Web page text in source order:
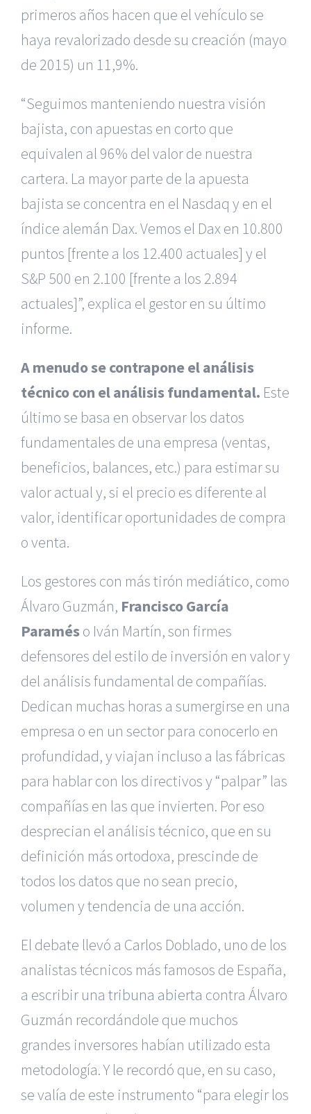
primeros años hacen que el vehículo se
haya revalorizado desde su creación (mayo
de 2015) un 11,9%.
“Seguimos manteniendo nuestra visión
bajista, con apuestas en corto que
equivalen al 96% del valor de nuestra
cartera. La mayor parte de la apuesta
bajista se concentra en el Nasdaq y en el
índice alemán Dax. Vemos el Dax en 10.800
puntos [frente a los 12.400 actuales] y el
S&P 500 en 2.100 [frente a los 2.894
actuales]”, explica el gestor en su último
informe.
A menudo se contrapone el análisis
técnico con el análisis fundamental. Este
último se basa en observar los datos
fundamentales de una empresa (ventas,
beneficios, balances, etc.) para estimar su
valor actual y, si el precio es diferente al
valor, identificar oportunidades de compra
o venta.
Los gestores con más tirón mediático, como
Álvaro Guzmán, Francisco García
Paraméso Iván Martín, son firmes
defensores del estilo de inversión en valor y
del análisis fundamental de compañías.
Dedican muchas horas a sumergirse en una
empresa o en un sector para conocerlo en
profundidad, y viajan incluso a las fábricas
para hablar con los directivos y “palpar” las
compañías en las que invierten. Por eso
desprecian el análisis técnico, que en su
definición más ortodoxa, prescinde de
todos los datos que no sean precio,
volumen y tendencia de una acción.
El debate llevó a Carlos Doblado, uno de los
analistas técnicos más famosos de España,
a escribir una tribuna abierta contra Álvaro
Guzmán recordándole que muchos
grandes inversores habían utilizado esta
metodología. Y le recordó que, en su caso,
se valía de este instrumento “para elegir los